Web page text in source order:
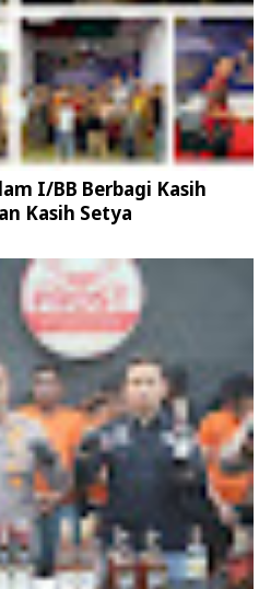
I/BB Berbagi Kasih
Kasih Setya